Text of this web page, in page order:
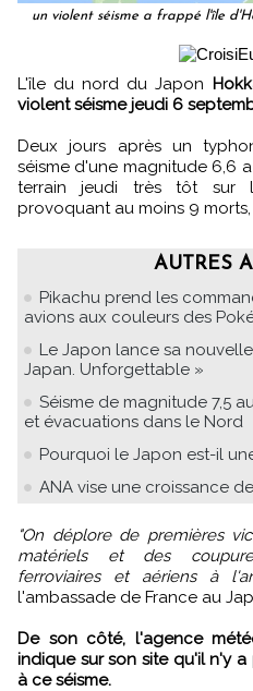
un violent séisme a frappé l'île
L'île du nord du Japon
violent séisme jeudi 6
Deux jours après un
séisme d'une magnitude 6,6
terrain jeudi très tôt sur
provoquant au moins 9
AUTRES
Pikachu prend les
avions aux couleurs des
Le Japon lance sa
Japan. Unforgettable »
Séisme de magnitude 7,5
et évacuations dans le Nord
Pourquoi le Japon est-il
ANA vise une croissance de
"On déplore de premières victimes, de nombreux dégâts
matériels et des
ferroviaires et aériens à
l'ambassade de France au
De son côté, l'agence
indique sur son site qu'il n'y
à ce séisme.